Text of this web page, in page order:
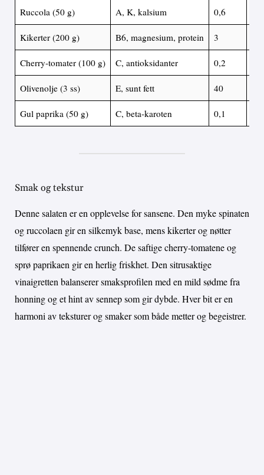
Ruccola (50 g) A, K, kalsium 0,6
Kikerter (200 g) B6, magnesium, protein 3
Cherry-tomater (100 g) C, antioksidanter 0,2
Olivenolje (3 ss) E, sunt fett 40
Gul paprika (50 g) C, beta-karoten 0,1
Smak og tekstur
Denne salaten er en opplevelse for sansene. Den myke spinaten
og ruccolaen gir en silkemyk base, mens kikerter og nøtter
tilfører en spennende crunch. De saftige cherry-tomatene og
sprø paprikaen gir en herlig friskhet. Den sitrusaktige
vinaigretten balanserer smaksprofilen med en mild sødme fra
honning og et hint av sennep som gir dybde. Hver bit er en
harmoni av teksturer og smaker som både metter og begeistrer.